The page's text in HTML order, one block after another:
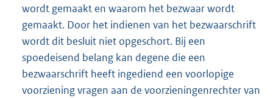
wordt gemaakt en waarom het bezwaar wordt
gemaakt. Door het indienen van het bezwaarschrift
wordt dit besluit niet opgeschort. Bij een
spoedeisend belang kan degene die een
bezwaarschrift heeft ingediend een voorlopige
voorziening vragen aan de voorzieningenrechter van